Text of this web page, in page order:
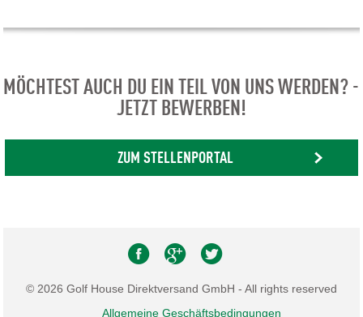
MÖCHTEST AUCH DU EIN TEIL VON UNS WERDEN? -
JETZT BEWERBEN!
ZUM STELLENPORTAL
© 2026 Golf House Direktversand GmbH - All rights reserved
Allgemeine Geschäftsbedingungen